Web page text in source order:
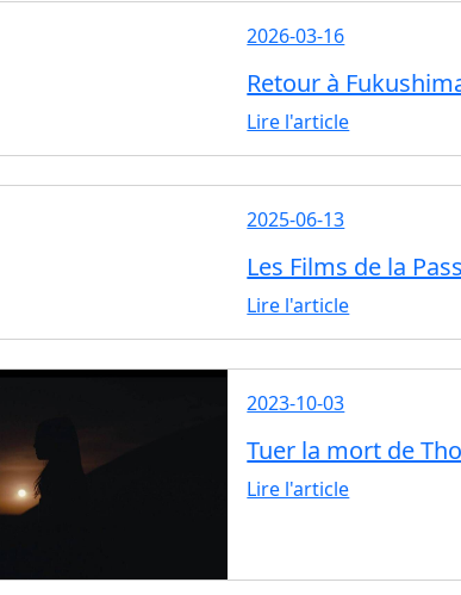
2026-03-16
Retour à
Lire l'article
2025-06-13
Les Films de la
Lire l'article
2023-10-03
Tuer la mort de
Lire l'article